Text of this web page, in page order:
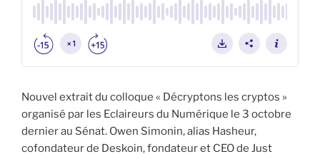
Nouvel extrait du colloque « Décryptons les cryptos »
organisé par les Eclaireurs du Numérique le 3 octobre
dernier au Sénat. Owen Simonin, alias Hasheur,
cofondateur de Deskoin, fondateur et CEO de Just